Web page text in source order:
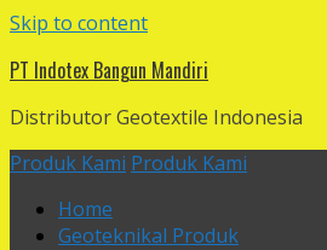
Skip to content
PT Indotex Bangun Mandiri
Distributor Geotextile Indonesia
Produk Kami Produk Kami
Home
Geoteknikal Produk